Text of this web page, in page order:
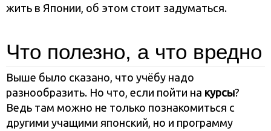
жить в Японии, об этом стоит задуматься.
Что полезно, а что вредно
Выше было сказано, что учёбу надо
разнообразить. Но что, если пойти на курсы?
Ведь там можно не только познакомиться с
другими учащими японский, но и программу